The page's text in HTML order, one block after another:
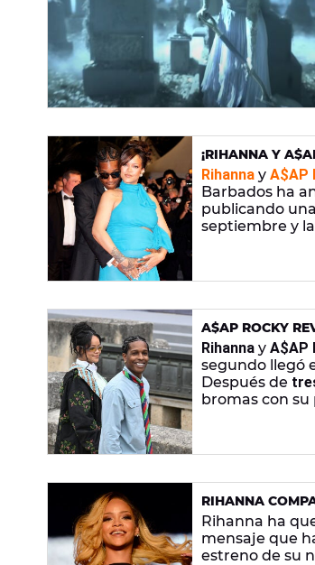
¡RIHANNA Y
NACIMIENTO DE
Rihanna y A$AP
Barbados ha
publicando
septiembre y
A$AP ROCKY
POR TENER
Rihanna y A$AP
segundo llegó
Después de
bromas con su
RIHANNA
VUELVE A
Rihanna ha
mensaje que
estreno de su